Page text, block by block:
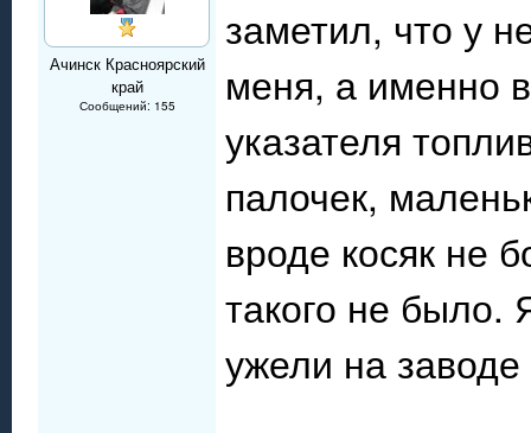
Ачинск Красноярский
край
Сообщений: 155
заметил, что у
меня, а именно
указателя
палочек,
вроде косяк не
такого не было.
ужели на заводе